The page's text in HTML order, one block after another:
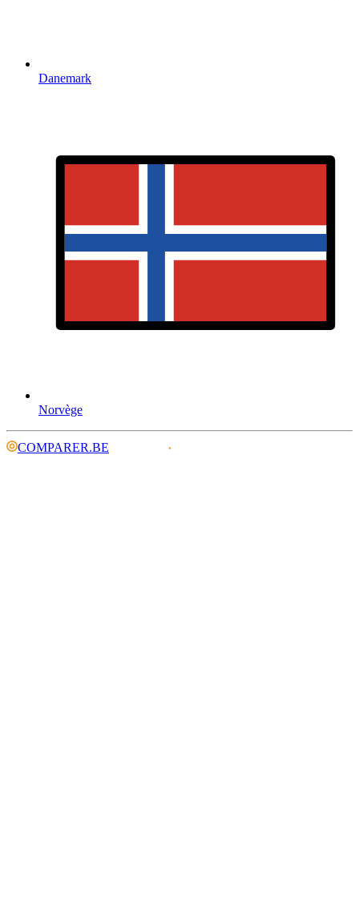
Danemark
Norvège
COMPARER.BE